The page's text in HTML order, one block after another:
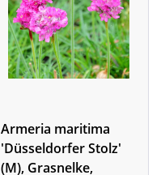
Armeria maritima
'Düsseldorfer Stolz'
(M), Grasnelke,